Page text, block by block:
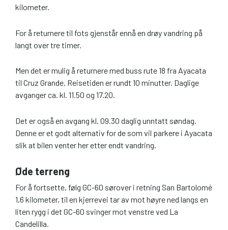
kilometer.
For å returnere til fots gjenstår ennå en drøy vandring på
langt over tre timer.
Men det er mulig å returnere med buss rute 18 fra Ayacata
til Cruz Grande. Reisetiden er rundt 10 minutter. Daglige
avganger ca. kl. 11.50 og 17.20.
Det er også en avgang kl. 09.30 daglig unntatt søndag.
Denne er et godt alternativ for de som vil parkere i Ayacata
slik at bilen venter her etter endt vandring.
Øde terreng
For å fortsette, følg GC-60 sørover i retning San Bartolomé
1,6 kilometer, til en kjerrevei tar av mot høyre ned langs en
liten rygg i det GC-60 svinger mot venstre ved La
Candelilla.